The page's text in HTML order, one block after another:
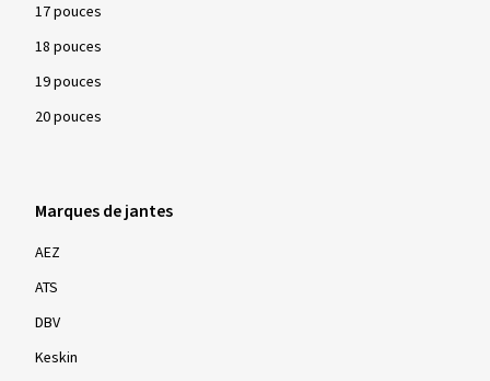
17 pouces
18 pouces
19 pouces
20 pouces
Marques de jantes
AEZ
ATS
DBV
Keskin